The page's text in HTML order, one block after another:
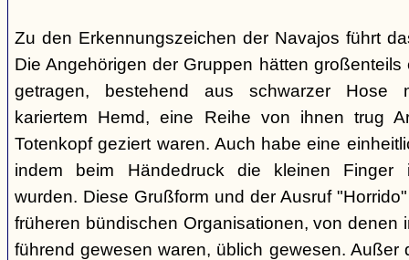
Zu den Erkennungszeichen der Navajos führt
Die Angehörigen der Gruppen hätten
getragen, bestehend aus schwarzer Hose
kariertem Hemd, eine Reihe von ihnen trug
Totenkopf geziert waren. Auch habe eine
indem beim Händedruck die kleinen Finger
wurden. Diese Grußform und der Ausruf
früheren bündischen Organisationen, von denen
führend gewesen waren, üblich gewesen. Außer